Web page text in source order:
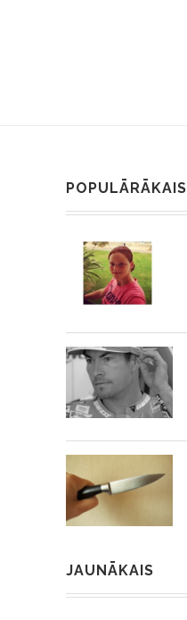
POPULĀRĀKAIS
JAUNĀKAIS